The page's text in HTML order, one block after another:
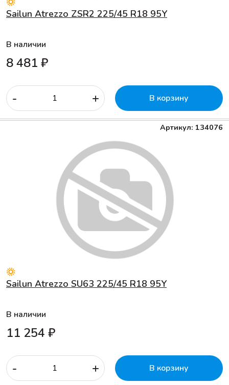
Sailun Atrezzo ZSR2 225/45 R18 95Y
В наличии
8 481 ₽
- + В корзину
Артикул: 134076
Sailun Atrezzo SU63 225/45 R18 95Y
В наличии
11 254 ₽
- + В корзину